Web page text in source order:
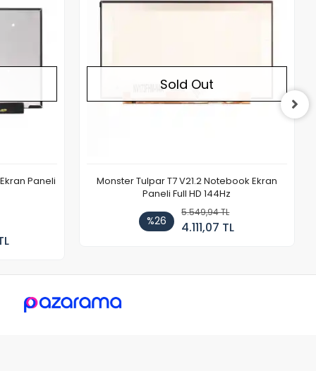
Paneli
Sold Out
Monster Tulpar T7 V21.2 Notebook Ekran
Paneli Full HD 144Hz
%26
5.549,94 TL
4.111,07 TL